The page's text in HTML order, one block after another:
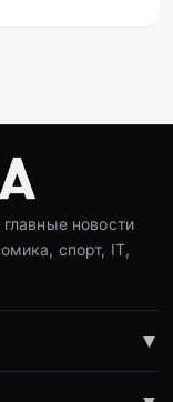
новости
спорт, IT,